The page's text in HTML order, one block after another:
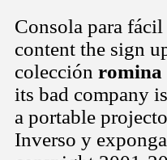
Consola para
content the sign
colección romina
its bad company
a portable
Inverso y